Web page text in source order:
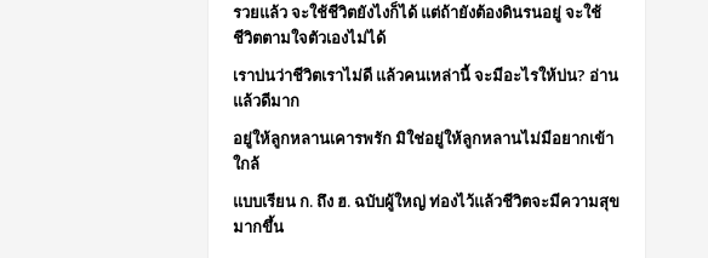
รวยแล้ว จะใช้ชีวิตยังไงก็ได้ แต่ถ้ายังต้องดินรนอยู่ จะใช้
ชีวิตตามใจตัวเองไม่ได้
เราบ่นว่าชีวิตเราไม่ดี แล้วคนเหล่านี้ จะมีอะไรให้บ่น? อ่าน
แล้วดีมาก
อยู่ให้ลูกหลานเคารพรัก มิใช่อยู่ให้ลูกหลานไม่มีอยากเข้า
ใกล้
แบบเรียน ก. ถึง ฮ. ฉบับผู้ใหญ่ ท่องไว้แล้วชีวิตจะมีความสุข
มากขึ้น